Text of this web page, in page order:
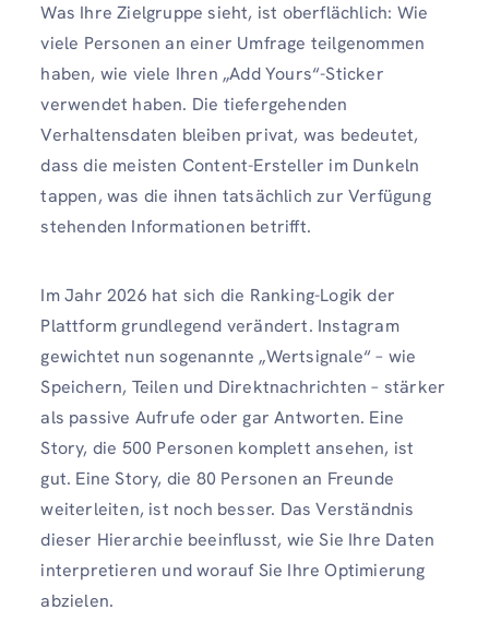
Was Ihre Zielgruppe sieht, ist oberflächlich: Wie
viele Personen an einer Umfrage teilgenommen
haben, wie viele Ihren „Add Yours“-Sticker
verwendet haben. Die tiefergehenden
Verhaltensdaten bleiben privat, was bedeutet,
dass die meisten Content-Ersteller im Dunkeln
tappen, was die ihnen tatsächlich zur Verfügung
stehenden Informationen betrifft.
Im Jahr 2026 hat sich die Ranking-Logik der
Plattform grundlegend verändert. Instagram
gewichtet nun sogenannte „Wertsignale“ – wie
Speichern, Teilen und Direktnachrichten – stärker
als passive Aufrufe oder gar Antworten. Eine
Story, die 500 Personen komplett ansehen, ist
gut. Eine Story, die 80 Personen an Freunde
weiterleiten, ist noch besser. Das Verständnis
dieser Hierarchie beeinflusst, wie Sie Ihre Daten
interpretieren und worauf Sie Ihre Optimierung
abzielen.